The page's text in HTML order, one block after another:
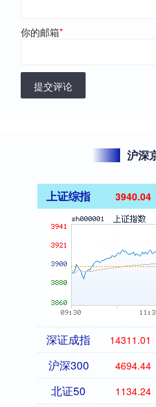
你的邮箱*
提交评论
沪深
上证综指 3940.04
深证成指 14311.01
沪深300 4694.44
北证50 1134.24